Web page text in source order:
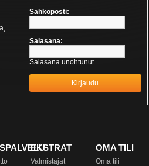
Sähköposti:
Salasana:
Salasana unohtunut
EKSTRAT
Valmistajat
OMA TILI
Oma tili